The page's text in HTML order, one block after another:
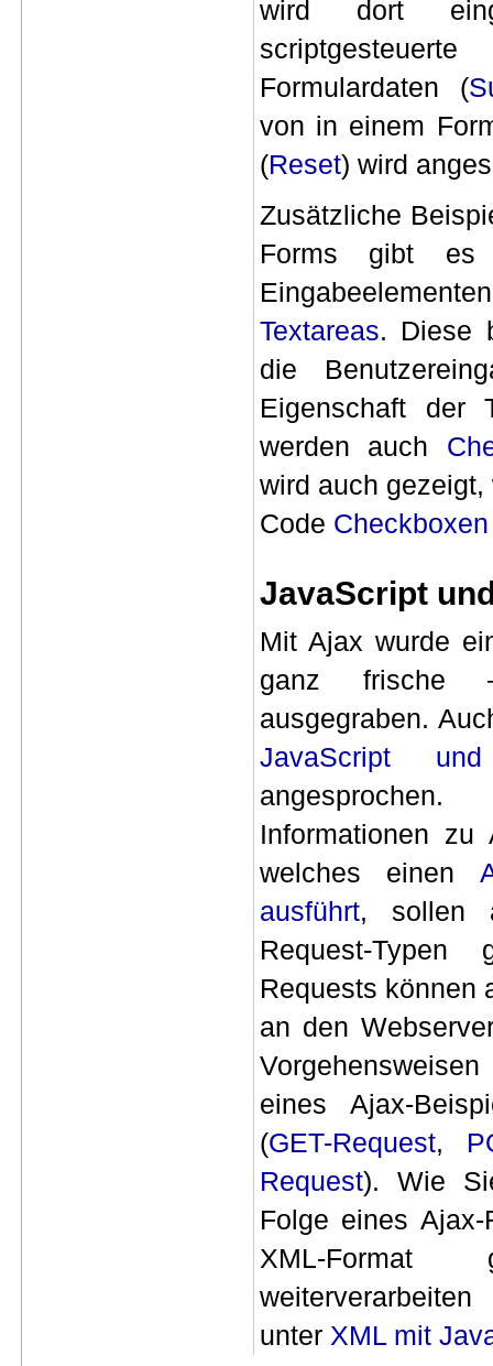
wird dort
Formulardaten (
von in einem
(Reset) wird
Zusätzliche
Forms gibt es
Textareas. Diese
die
Eigenschaft der
werden auch
wird auch
Code
JavaScript
Mit Ajax wurde
ganz frische
ausgegraben.
JavaScript
angesprochen.
Informationen
welches einen
ausführt, sollen
Request-Typen
Requests können
an den
eines Ajax-
(GET-Request,
Request). Wie
Folge eines
XML-Format
unter XML mit